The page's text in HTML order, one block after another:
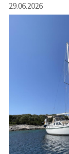
29.06.2026